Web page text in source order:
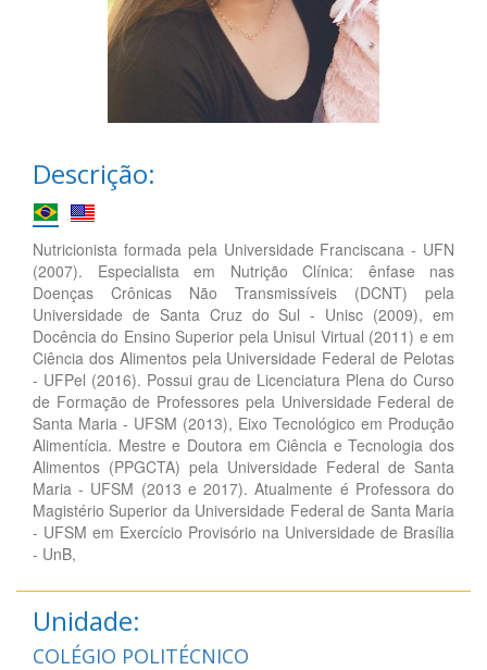
Descrição:
Nutricionista formada pela Universidade Franciscana - UFN
(2007). Especialista em Nutrição Clínica: ênfase nas
Doenças Crônicas Não Transmissíveis (DCNT) pela
Universidade de Santa Cruz do Sul - Unisc (2009), em
Docência do Ensino Superior pela Unisul Virtual (2011) e em
Ciência dos Alimentos pela Universidade Federal de Pelotas
- UFPel (2016). Possui grau de Licenciatura Plena do Curso
de Formação de Professores pela Universidade Federal de
Santa Maria - UFSM (2013), Eixo Tecnológico em Produção
Alimentícia. Mestre e Doutora em Ciência e Tecnologia dos
Alimentos (PPGCTA) pela Universidade Federal de Santa
Maria - UFSM (2013 e 2017). Atualmente é Professora do
Magistério Superior da Universidade Federal de Santa Maria
- UFSM em Exercício Provisório na Universidade de Brasília
- UnB,
Unidade:
COLÉGIO POLITÉCNICO